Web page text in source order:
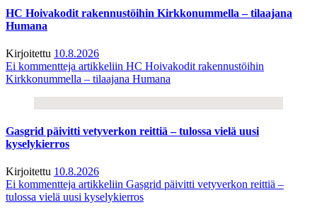
HC Hoivakodit rakennustöihin Kirkkonummella – tilaajana
Humana
Kirjoitettu 10.8.2026
Ei kommentteja artikkeliin HC Hoivakodit rakennustöihin
Kirkkonummella – tilaajana Humana
Gasgrid päivitti vetyverkon reittiä – tulossa vielä uusi
kyselykierros
Kirjoitettu 10.8.2026
Ei kommentteja artikkeliin Gasgrid päivitti vetyverkon reittiä –
tulossa vielä uusi kyselykierros